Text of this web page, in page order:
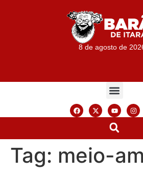
8 de agosto de
Tag: meio-